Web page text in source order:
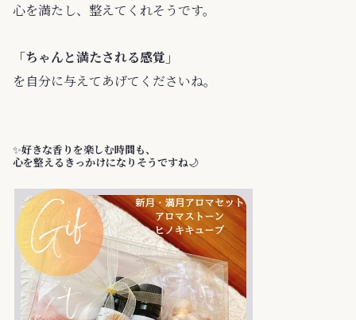
心を満たし、整えてくれそうです。
「ちゃんと満たされる感覚」
を自分に与えてあげてくださいね。
✨️好きな香りを楽しむ時間も、
心を整えるきっかけになりそうですね🌙